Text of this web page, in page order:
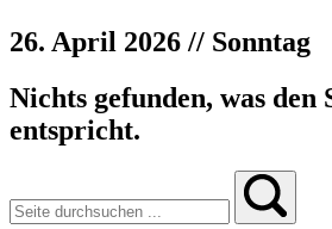
26. April 2026 // Sonntag
Nichts gefunden, was
entspricht.